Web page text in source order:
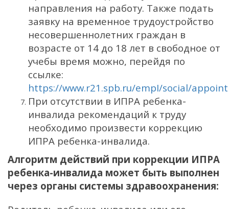
направления на работу. Также подать
заявку на временное трудоустройство
несовершеннолетних граждан в
возрасте от 14 до 18 лет в свободное от
учебы время можно, перейдя по
ссылке:
https://www.r21.spb.ru/empI/social/
При отсутствии в ИПРА ребенка-
инвалида рекомендаций к труду
необходимо произвести коррекцию
ИПРА ребенка-инвалида.
Алгоритм действий при коррекции ИПРА
ребенка-инвалида может быть выполнен
через органы системы здравоохранения: